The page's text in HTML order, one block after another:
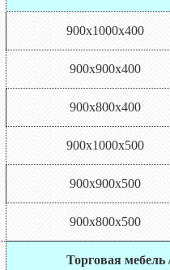
900х1000х400
900х900х400
900х800х400
900х1000х500
900х900х500
900х800х500
Торговая